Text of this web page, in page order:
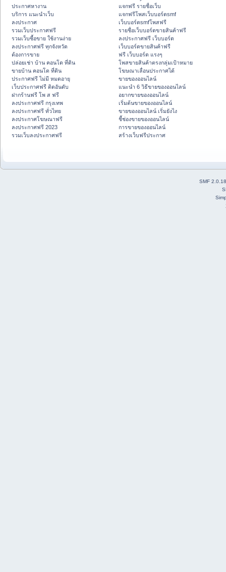
ประกาศหางาน
บริการ แนะนำเว็บ
ลงประกาศ
รวมเว็บประกาศฟรี
รวมเว็บซื้อขาย ใช้งานง่าย
ลงประกาศฟรี ทุกจังหวัด
ต้องการขาย
ปล่อยเช่า บ้าน คอนโด ที่ดิน
ขายบ้าน คอนโด ที่ดิน
ประกาศฟรี ไม่มี หมดอายุ
เว็บประกาศฟรี ติดอันดับ
ฝากร้านฟรี โพ ส ฟรี
ลงประกาศฟรี กรุงเทพ
ลงประกาศฟรี ทั่วไทย
ลงประกาศโฆษณาฟรี
ลงประกาศฟรี 2023
รวมเว็บลงประกาศฟรี
แจกฟรี รายชื่อเว็บ
แจกฟรีโพสเว็บบอร์ดsmf
เว็บบอร์ดsmfโพสฟรี
รายชื่อเว็บบอร์ดขายสินค้าฟรี
ลงประกาศฟรี เว็บบอร์ด
เว็บบอร์ดขายสินค้าฟรี
ฟรี เว็บบอร์ด แรงๆ
โพสขายสินค้าตรงกลุ่มเป้าหมาย
โฆษณาเลื่อนประกาศได้
ขายของออนไลน์
แนะนำ 6 วิธีขายของออนไลน์
อยากขายของออนไลน์
เริ่มต้นขายของออนไลน์
ขายของออนไลน์ เริ่มยังไง
ชี้ช่องขายของออนไลน์
การขายของออนไลน์
สร้างเว็บฟรีประกาศ
SMF 2.0.18